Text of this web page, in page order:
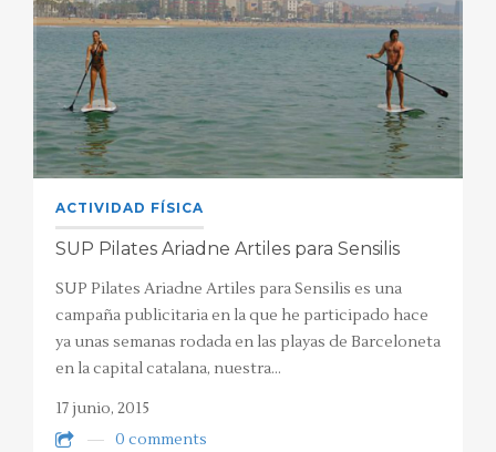
ACTIVIDAD FÍSICA
SUP Pilates Ariadne Artiles para Sensilis
SUP Pilates Ariadne Artiles para Sensilis es una
campaña publicitaria en la que he participado hace
ya unas semanas rodada en las playas de Barceloneta
en la capital catalana, nuestra…
17 junio, 2015
0 comments